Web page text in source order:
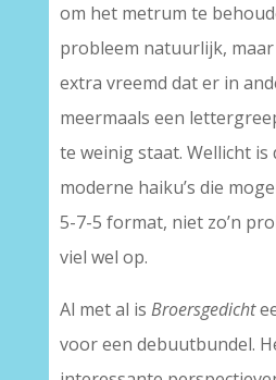
om het metrum te
probleem natuurlijk,
extra vreemd dat er in
meermaals een
te weinig staat. Wellicht is
moderne haiku’s die
5-7-5 format, niet zo’n
viel wel op.
Al met al is Broersgedicht
voor een debuutbundel.